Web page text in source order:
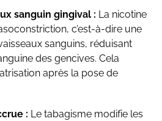
sanguin gingival : La nicotine
c’est-à-dire une
sanguins, réduisant
des gencives. Cela
après la pose de
: Le tabagisme modifie les